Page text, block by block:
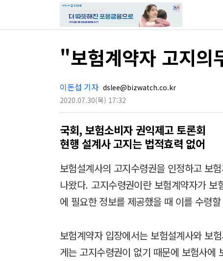
"보험계약자 고지의
이돈섭 기자 dslee@bizwatch.co.kr
2020.07.30(목) 17:32
국회, 보험소비자 권익제고 토론회
현행 설계사 고지는 법적효력 없어
보험설계사의 고지수령권을 인정하고 보
나왔다. 고지수령권이란 보험계약자가
에 필요한 정보를 제공했을 때 이를 수령
보험계약자 입장에서는 보험설계사와 보
게는 고지수령권이 없기 때문에 보험사에